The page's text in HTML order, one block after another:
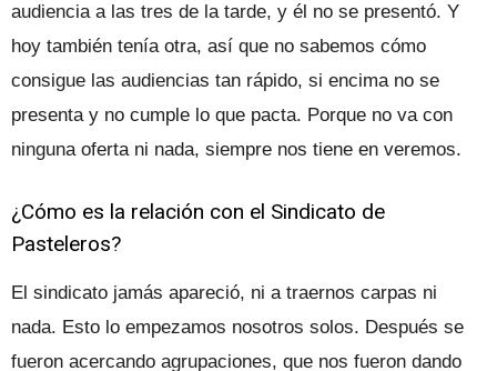
audiencia a las tres de la tarde, y él no se presentó. Y
hoy también tenía otra, así que no sabemos cómo
consigue las audiencias tan rápido, si encima no se
presenta y no cumple lo que pacta. Porque no va con
ninguna oferta ni nada, siempre nos tiene en veremos.
¿Cómo es la relación con el Sindicato de
Pasteleros?
El sindicato jamás apareció, ni a traernos carpas ni
nada. Esto lo empezamos nosotros solos. Después se
fueron acercando agrupaciones, que nos fueron dando